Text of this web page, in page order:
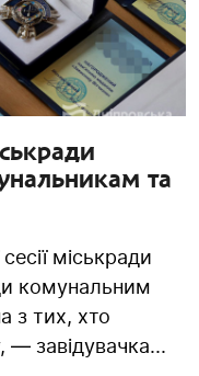
та
міськради
комунальним
з тих, хто
— завідувачка...